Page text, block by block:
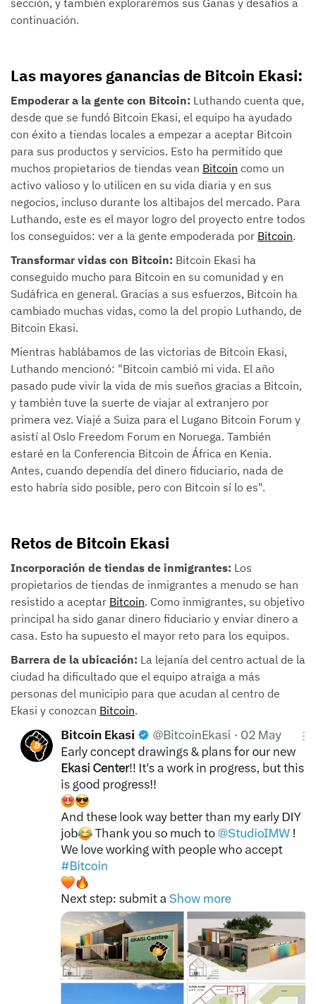
continuación.
Las mayores ganancias de Bitcoin Ekasi:
Empoderar a la gente con Bitcoin: Luthando cuenta que,
desde que se fundó Bitcoin Ekasi, el equipo ha ayudado
con éxito a tiendas locales a empezar a aceptar Bitcoin
para sus productos y servicios. Esto ha permitido que
muchos propietarios de tiendas vean Bitcoin como un
activo valioso y lo utilicen en su vida diaria y en sus
negocios, incluso durante los altibajos del mercado. Para
Luthando, este es el mayor logro del proyecto entre todos
los conseguidos: ver a la gente empoderada por Bitcoin.
Transformar vidas con Bitcoin: Bitcoin Ekasi ha
conseguido mucho para Bitcoin en su comunidad y en
Sudáfrica en general. Gracias a sus esfuerzos, Bitcoin ha
cambiado muchas vidas, como la del propio Luthando, de
Bitcoin Ekasi.
Mientras hablábamos de las victorias de Bitcoin Ekasi,
Luthando mencionó: "Bitcoin cambió mi vida. El año
pasado pude vivir la vida de mis sueños gracias a Bitcoin,
y también tuve la suerte de viajar al extranjero por
primera vez. Viajé a Suiza para el Lugano Bitcoin Forum y
asistí al Oslo Freedom Forum en Noruega. También
estaré en la Conferencia Bitcoin de África en Kenia.
Antes, cuando dependía del dinero fiduciario, nada de
esto habría sido posible, pero con Bitcoin sí lo es".
Retos de Bitcoin Ekasi
Incorporación de tiendas de inmigrantes: Los
propietarios de tiendas de inmigrantes a menudo se han
resistido a aceptar Bitcoin. Como inmigrantes, su objetivo
principal ha sido ganar dinero fiduciario y enviar dinero a
casa. Esto ha supuesto el mayor reto para los equipos.
Barrera de la ubicación: La lejanía del centro actual de la
ciudad ha dificultado que el equipo atraiga a más
personas del municipio para que acudan al centro de
Ekasi y conozcan Bitcoin.